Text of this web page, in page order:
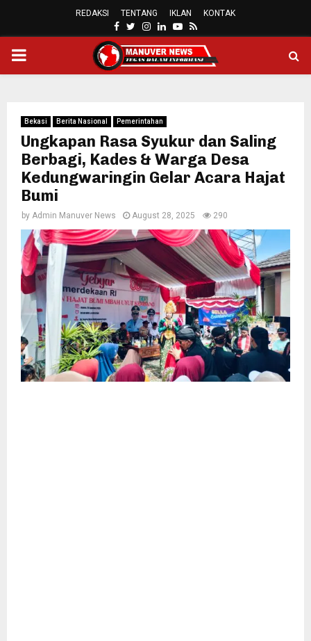
REDAKSI TENTANG IKLAN KONTAK
FACEBOOK
TWITTER
INSTAGRAM
LINKEDINYOUTUBE
RSS
PRIMARY
Bekasi Berita Nasional Pemerintahan
Ungkapan Rasa Syukur dan Saling
Berbagi, Kades & Warga Desa
Kedungwaringin Gelar Acara Hajat
Bumi
by Admin Manuver News August 28, 2025 290